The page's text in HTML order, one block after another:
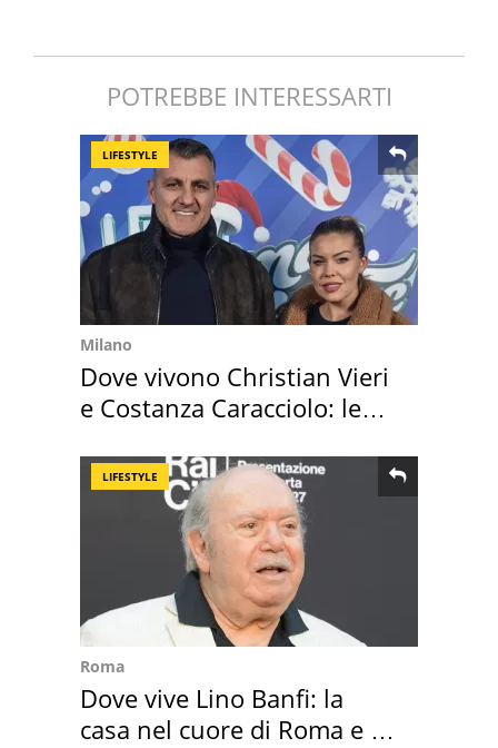
POTREBBE INTERESSARTI
LIFESTYLE
Milano
Dove vivono Christian Vieri
e Costanza Caracciolo: le
LIFESTYLE
Roma
Dove vive Lino Banfi: la
casa nel cuore di Roma e i